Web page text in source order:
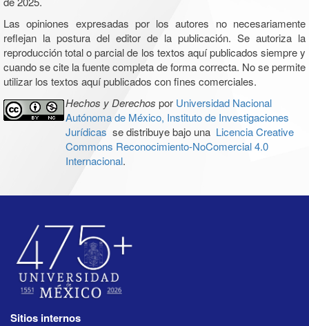
Las opiniones expresadas por los autores no necesariamente
reflejan la postura del editor de la publicación. Se autoriza la
reproducción total o parcial de los textos aquí publicados siempre y
cuando se cite la fuente completa de forma correcta. No se permite
utilizar los textos aquí publicados con fines comerciales.
Hechos y Derechos por Universidad Nacional
Autónoma de México, Instituto de Investigaciones
Jurídicas se distribuye bajo una Licencia Creative
Commons Reconocimiento-NoComercial 4.0
Internacional.
Sitios internos